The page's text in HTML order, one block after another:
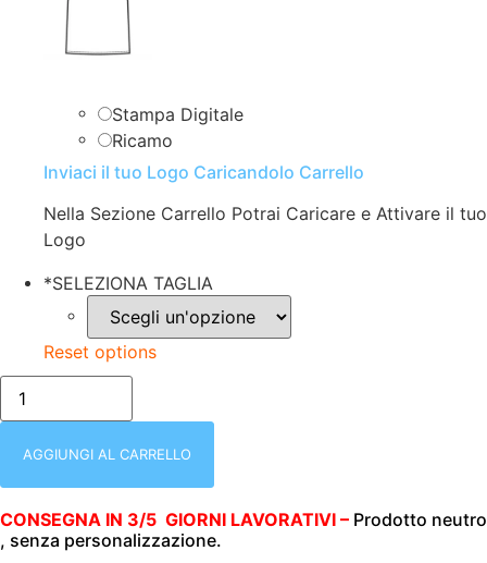
Stampa Digitale
Ricamo
Inviaci il tuo Logo Caricandolo Carrello
Nella Sezione Carrello Potrai Caricare e Attivare il tuo
Logo
*SELEZIONA TAGLIA
Reset options
POLO
UOMO
|
MANICA
100%
JERSEY
|
AGGIUNGI AL CARRELLO
CONSEGNA IN 3/5 GIORNI LAVORATIVI – Prodotto neutro
, senza personalizzazione.